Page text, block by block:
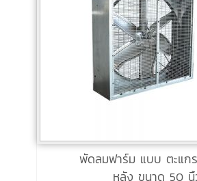
พัดลมฟาร์ม แบบ ตะแก
หลัง ขนาด 50 นิ้